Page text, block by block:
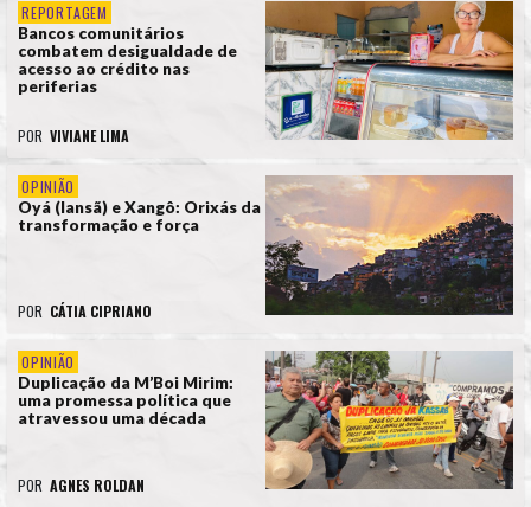
REPORTAGEM
Bancos comunitários
combatem desigualdade de
acesso ao crédito nas
periferias
POR VIVIANE LIMA
OPINIÃO
Oyá (Iansã) e Xangô: Orixás da
transformação e força
POR CÁTIA CIPRIANO
OPINIÃO
Duplicação da M’Boi Mirim:
uma promessa política que
atravessou uma década
POR AGNES ROLDAN